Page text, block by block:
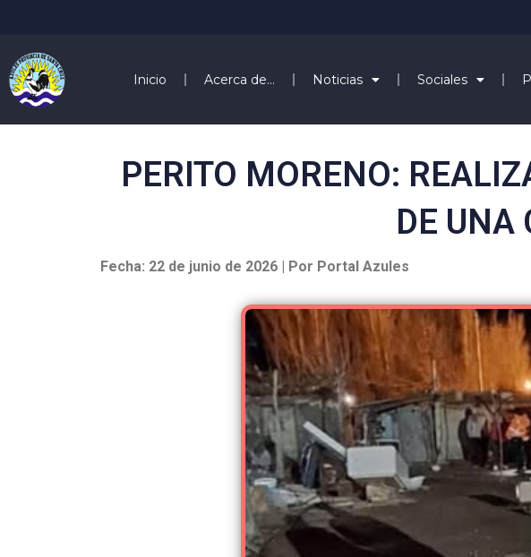
Inicio Acerca de… Noticias Sociales
PERITO MORENO:
DE UNA
Fecha: 22 de junio de 2026 | Por Portal Azules